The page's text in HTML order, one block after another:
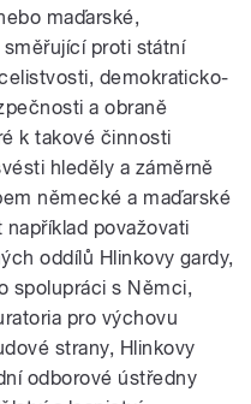
maďarské,
proti státní
demokraticko-
a obraně
k takové činnosti
hleděly a záměrně
německé a maďarské
považovati
oddílů Hlinkovy gardy,
spolupráci s Němci,
pro výchovu
strany, Hlinkovy
odborové ústředny